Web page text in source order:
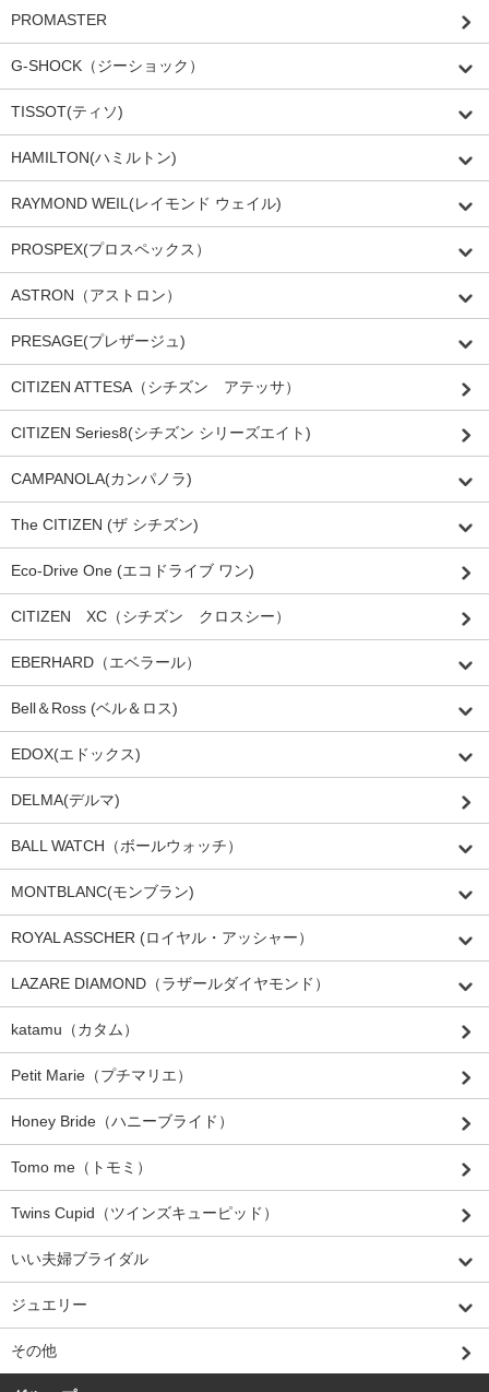
PROMASTER
G-SHOCK（ジーショック）
TISSOT(ティソ)
HAMILTON(ハミルトン)
RAYMOND WEIL(レイモンド ウェイル)
PROSPEX(プロスペックス）
ASTRON（アストロン）
PRESAGE(プレザージュ)
CITIZEN ATTESA（シチズン アテッサ）
CITIZEN Series8(シチズン シリーズエイト)
CAMPANOLA(カンパノラ)
The CITIZEN (ザ シチズン)
Eco-Drive One (エコドライブ ワン)
CITIZEN XC（シチズン クロスシー）
EBERHARD（エベラール）
Bell＆Ross (ベル＆ロス)
EDOX(エドックス)
DELMA(デルマ)
BALL WATCH（ボールウォッチ）
MONTBLANC(モンブラン)
ROYAL ASSCHER (ロイヤル・アッシャー）
LAZARE DIAMOND（ラザールダイヤモンド）
katamu（カタム）
Petit Marie（プチマリエ）
Honey Bride（ハニーブライド）
Tomo me（トモミ）
Twins Cupid（ツインズキューピッド）
いい夫婦ブライダル
ジュエリー
その他